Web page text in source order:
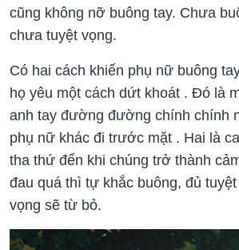
cũng không nỡ buông tay. Chưa
chưa tuyệt vọng.
Có hai cách khiến phụ nữ buông
họ yêu một cách dứt khoát . Đó là
anh tay đường đường chính chính
phụ nữ khác đi trước mặt . Hai là
tha thứ đến khi chúng trở thành
đau quá thì tự khắc buông, đủ
vọng sẽ từ bỏ.